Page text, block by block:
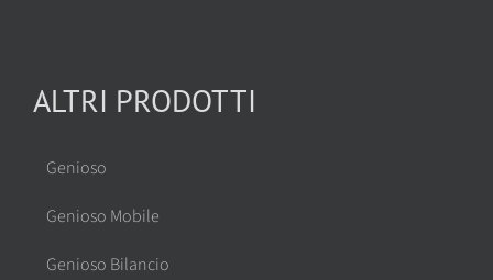
ALTRI PRODOTTI
Genioso
Genioso Mobile
Genioso Bilancio